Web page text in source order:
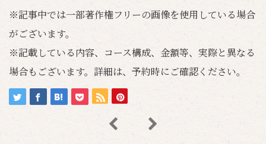
※記事中では一部著作権フリーの画像を使用している場合
がございます。
※記載している内容、コース構成、金額等、実際と異なる
場合もございます。詳細は、予約時にご確認ください。